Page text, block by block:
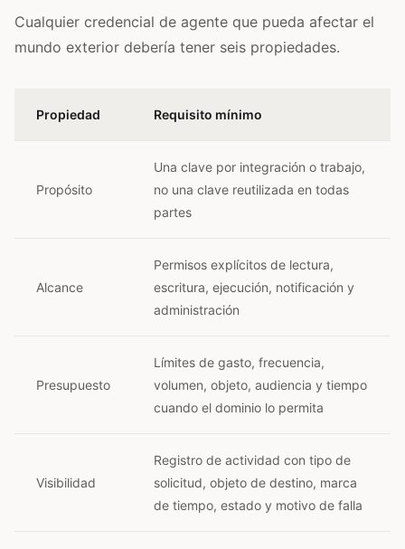
Cualquier credencial de agente que pueda afectar el
mundo exterior debería tener seis propiedades.
Propiedad Requisito mínimo
Propósito
Una clave por integración o trabajo,
no una clave reutilizada en todas
partes
Alcance
Permisos explícitos de lectura,
escritura, ejecución, notificación y
administración
Presupuesto
Límites de gasto, frecuencia,
volumen, objeto, audiencia y tiempo
cuando el dominio lo permita
Visibilidad
Registro de actividad con tipo de
solicitud, objeto de destino, marca
de tiempo, estado y motivo de falla